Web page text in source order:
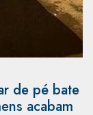
de pé bate
acabam